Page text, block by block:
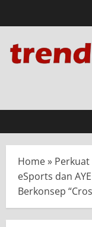
Home»
eSports dan
Berkonsep